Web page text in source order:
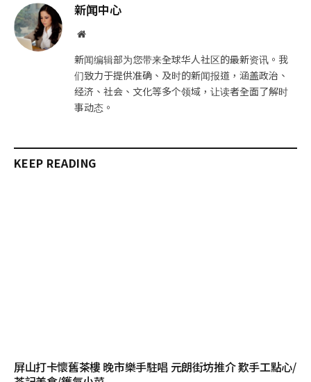
新闻中心
网
新闻编辑部为您带来全球华人社区的最新资讯。我
们致力于提供准确、及时的新闻报道，涵盖政治、
经济、社会、文化等多个领域，让读者全面了解时
事动态。
KEEP READING
屏山打卡懷舊茶樓 晚市樂手駐唱 元朗街坊推介 歎手工點心/